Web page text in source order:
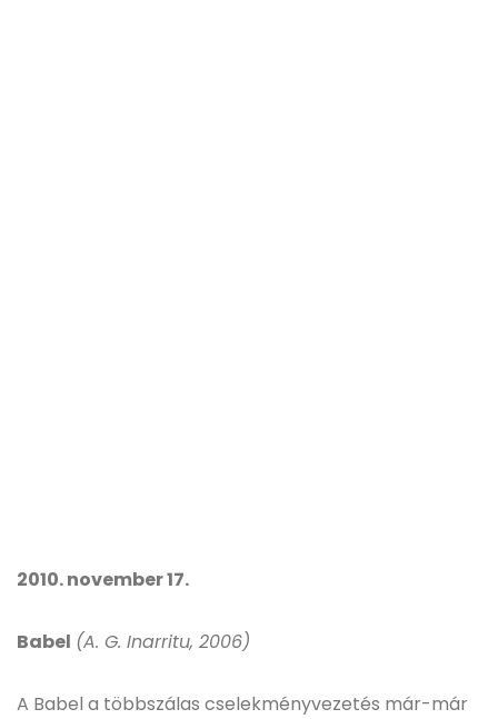
2010. november 17.
Babel (A. G. Inarritu, 2006)
A Babel a többszálas cselekményvezetés már-már